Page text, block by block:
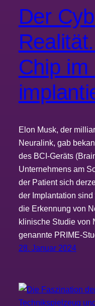
Der
Chip im
Elon Musk, der
Neuralink, gab
des BCI-Geräts
Unternehmens am
der Patient sich
der Implantation
die Erkennung von
klinische Studie von
genannte PRIME-
28. Januar 2024